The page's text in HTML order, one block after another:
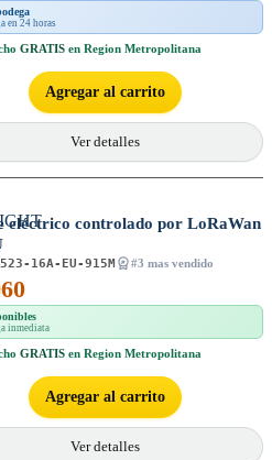
en 24 horas
GRATIS en Region Metropolitana
Agregar al carrito
Ver detalles
eléctrico controlado por LoRaWan
16A-EU-915M #3 mas vendido
inmediata
GRATIS en Region Metropolitana
Agregar al carrito
Ver detalles